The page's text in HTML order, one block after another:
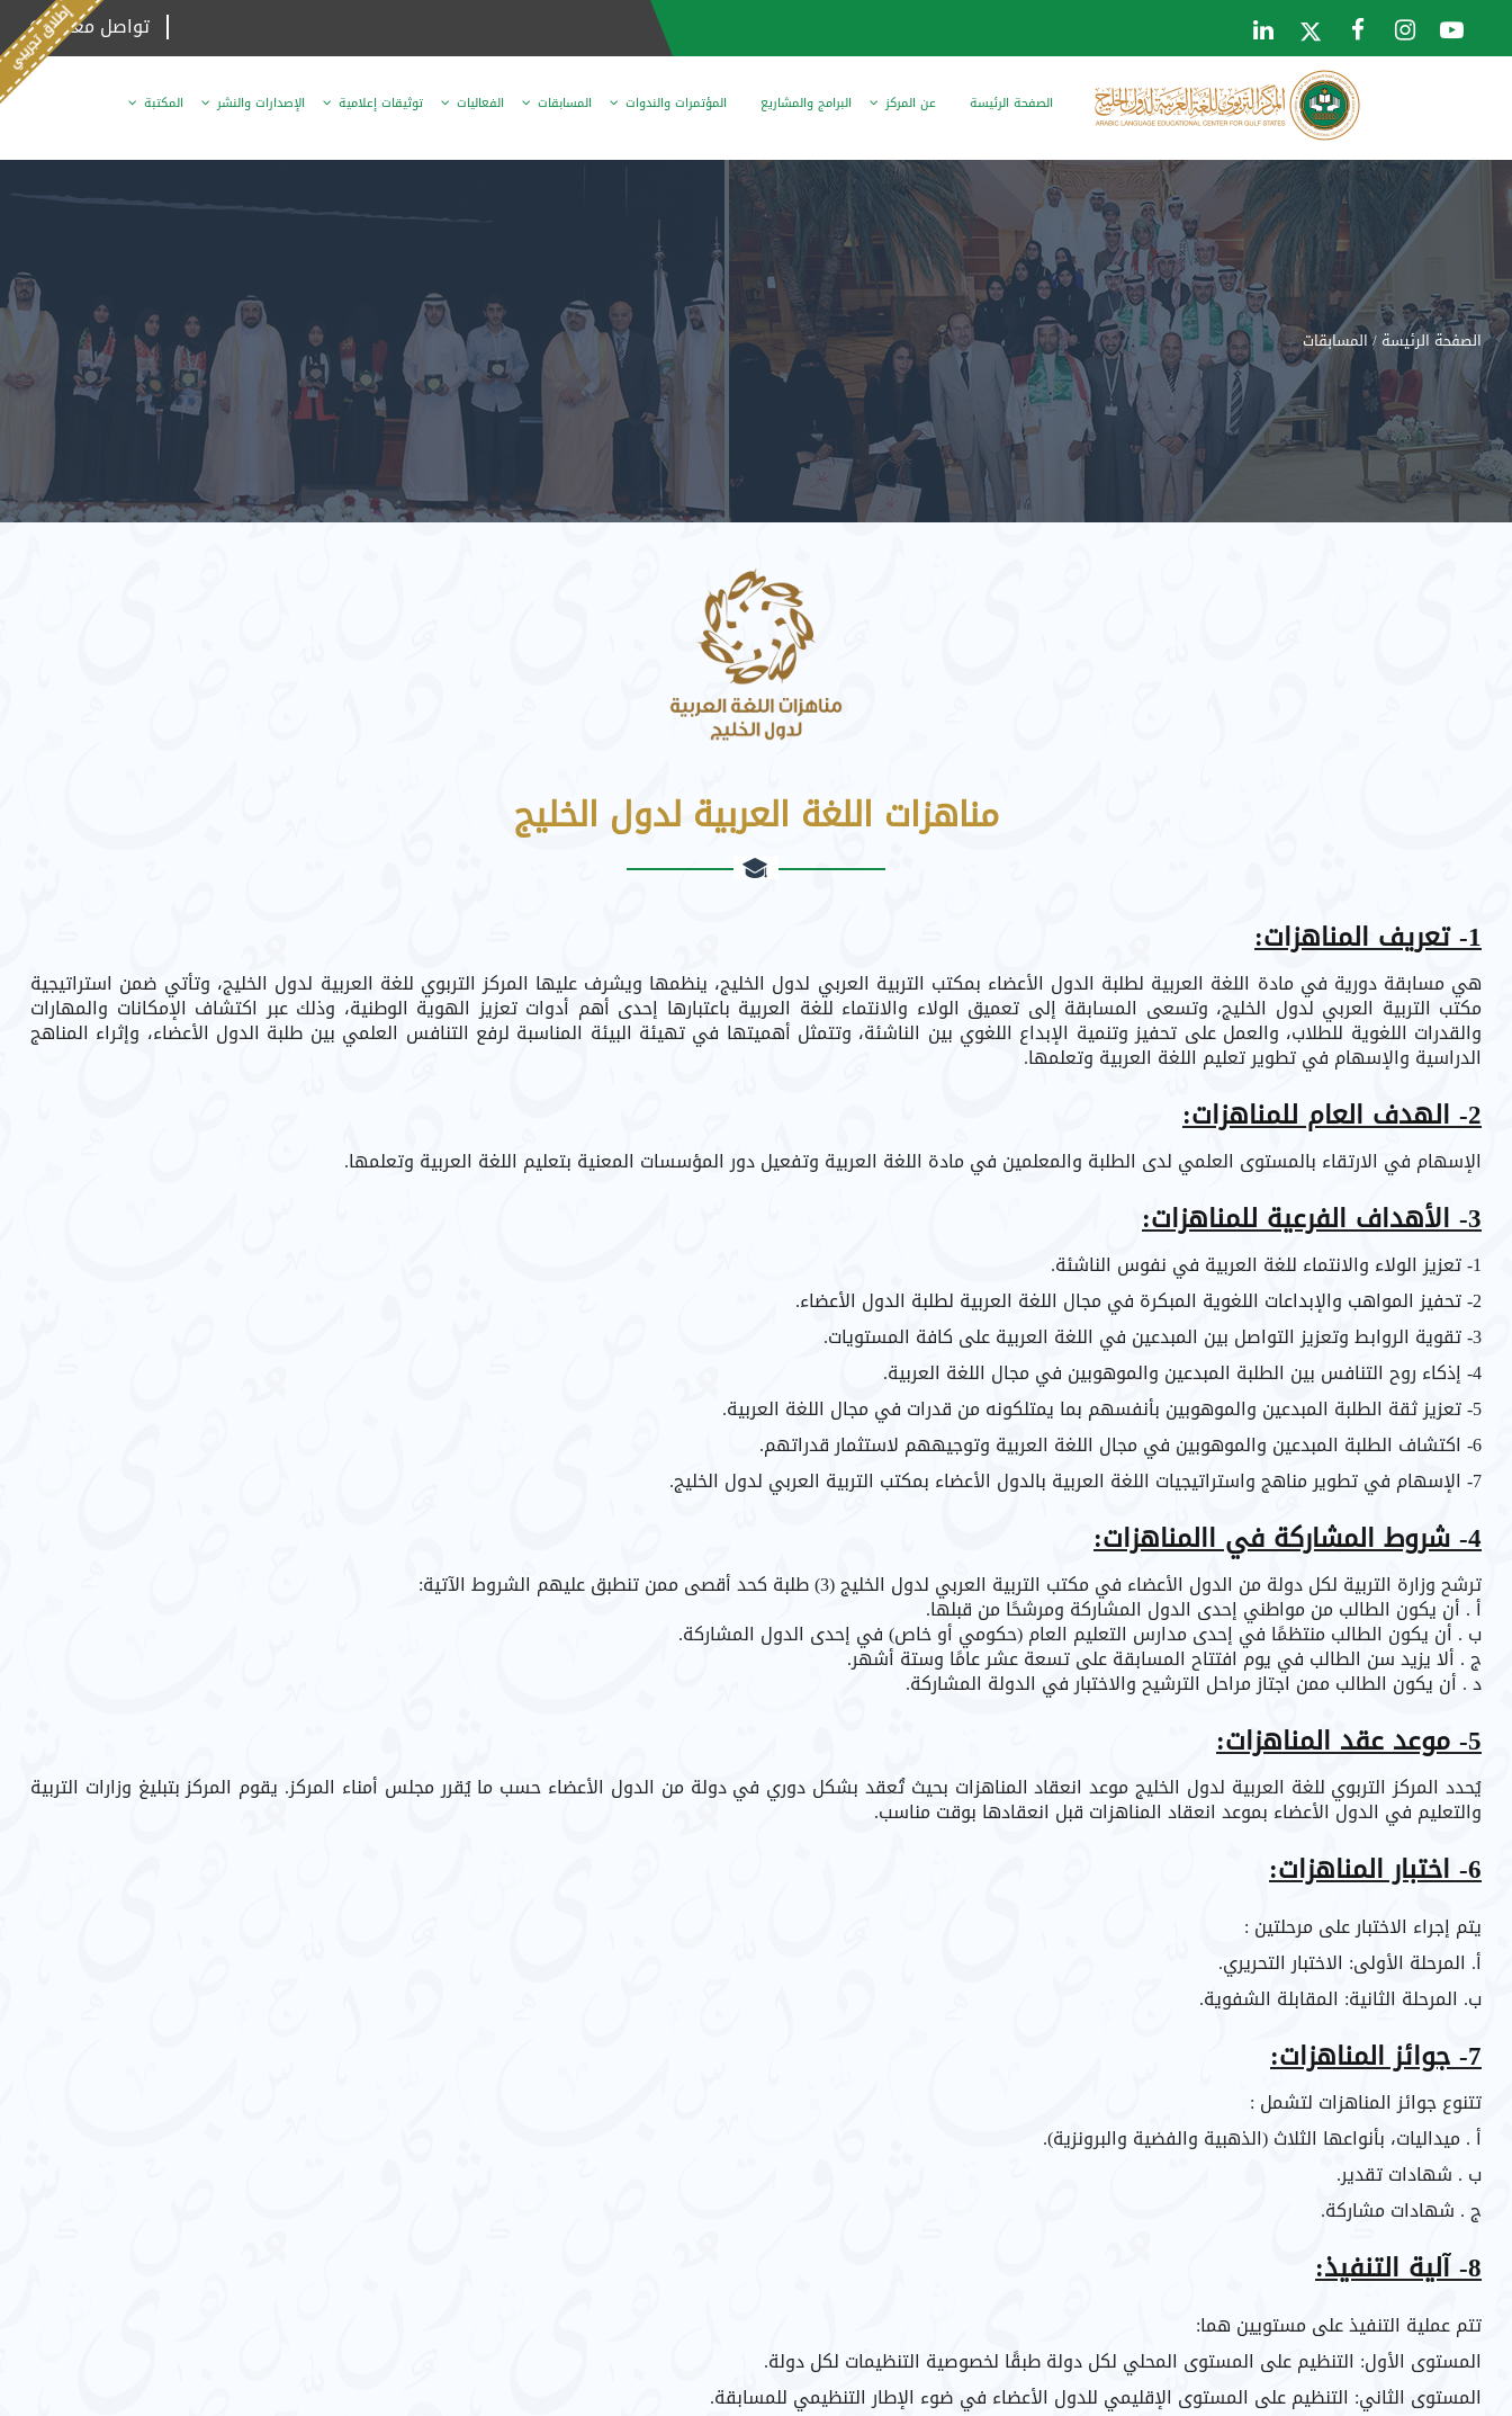
تواصل معنا
الصفحة الرئيسة عن المركز البرامج والمشاريع المؤتمرات والندوات المسابقات الفعاليات توثيقات إعلامية الإصدارات والنشر المكتبة
الصفحة الرئيسة / المسابقات
مناهزات اللغة العربية لدول الخليج
1- تعريف المناهزات:
هي مسابقة دورية في مادة اللغة العربية لطلبة الدول الأعضاء بمكتب التربية العربي لدول الخليج، ينظمها ويشرف عليها المركز التربوي للغة العربية لدول الخليج، وتأتي ضمن استراتيجية
مكتب التربية العربي لدول الخليج، وتسعى المسابقة إلى تعميق الولاء والانتماء للغة العربية باعتبارها إحدى أهم أدوات تعزيز الهوية الوطنية، وذلك عبر اكتشاف الإمكانات والمهارات
والقدرات اللغوية للطلاب، والعمل على تحفيز وتنمية الإبداع اللغوي بين الناشئة، وتتمثل أهميتها في تهيئة البيئة المناسبة لرفع التنافس العلمي بين طلبة الدول الأعضاء، وإثراء المناهج
الدراسية والإسهام في تطوير تعليم اللغة العربية وتعلمها.
2- الهدف العام للمناهزات:
الإسهام في الارتقاء بالمستوى العلمي لدى الطلبة والمعلمين في مادة اللغة العربية وتفعيل دور المؤسسات المعنية بتعليم اللغة العربية وتعلمها.
3- الأهداف الفرعية للمناهزات:
1- تعزيز الولاء والانتماء للغة العربية في نفوس الناشئة.
2- تحفيز المواهب والإبداعات اللغوية المبكرة في مجال اللغة العربية لطلبة الدول الأعضاء.
3- تقوية الروابط وتعزيز التواصل بين المبدعين في اللغة العربية على كافة المستويات.
4- إذكاء روح التنافس بين الطلبة المبدعين والموهوبين في مجال اللغة العربية.
5- تعزيز ثقة الطلبة المبدعين والموهوبين بأنفسهم بما يمتلكونه من قدرات في مجال اللغة العربية.
6- اكتشاف الطلبة المبدعين والموهوبين في مجال اللغة العربية وتوجيههم لاستثمار قدراتهم.
7- الإسهام في تطوير مناهج واستراتيجيات اللغة العربية بالدول الأعضاء بمكتب التربية العربي لدول الخليج.
4- شروط المشاركة في االمناهزات:
ترشح وزارة التربية لكل دولة من الدول الأعضاء في مكتب التربية العربي لدول الخليج (3) طلبة كحد أقصى ممن تنطبق عليهم الشروط الآتية:
أ . أن يكون الطالب من مواطني إحدى الدول المشاركة ومرشحًا من قبلها.
ب . أن يكون الطالب منتظمًا في إحدى مدارس التعليم العام (حكومي أو خاص) في إحدى الدول المشاركة.
ج . ألا يزيد سن الطالب في يوم افتتاح المسابقة على تسعة عشر عامًا وستة أشهر.
د . أن يكون الطالب ممن اجتاز مراحل الترشيح والاختبار في الدولة المشاركة.
5- موعد عقد المناهزات:
يُحدد المركز التربوي للغة العربية لدول الخليج موعد انعقاد المناهزات بحيث تُعقد بشكل دوري في دولة من الدول الأعضاء حسب ما يُقرر مجلس أمناء المركز. يقوم المركز بتبليغ وزارات التربية
والتعليم في الدول الأعضاء بموعد انعقاد المناهزات قبل انعقادها بوقت مناسب.
6- اختبار المناهزات:
يتم إجراء الاختبار على مرحلتين :
أ. المرحلة الأولى: الاختبار التحريري.
ب. المرحلة الثانية: المقابلة الشفوية.
7- جوائز المناهزات:
تتنوع جوائز المناهزات لتشمل :
أ . ميداليات، بأنواعها الثلاث (الذهبية والفضية والبرونزية).
ب . شهادات تقدير.
ج . شهادات مشاركة.
8- آلية التنفيذ:
تتم عملية التنفيذ على مستويين هما:
المستوى الأول: التنظيم على المستوى المحلي لكل دولة طبقًا لخصوصية التنظيمات لكل دولة.
المستوى الثاني: التنظيم على المستوى الإقليمي للدول الأعضاء في ضوء الإطار التنظيمي للمسابقة.